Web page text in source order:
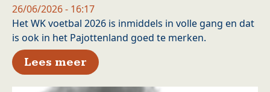
26/06/2026 - 16:17
Het WK voetbal 2026 is inmiddels in volle gang en dat
is ook in het Pajottenland goed te merken.
Lees meer over Hoe het Pajottenland